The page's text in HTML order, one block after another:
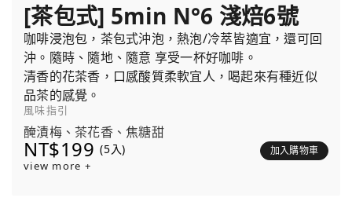
[茶包式] 5min N°6 淺焙6號
咖啡浸泡包，茶包式沖泡，熱泡/冷萃皆適宜，還可回
沖。隨時、隨地、隨意 享受一杯好咖啡。
清香的花茶香，口感酸質柔軟宜人，喝起來有種近似
品茶的感覺。
風味指引
醃漬梅、茶花香、焦糖甜
NT$199 (5入) 加入購物車
view more +